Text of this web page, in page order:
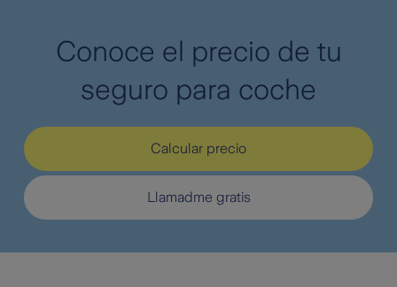
Conoce el precio de tu
seguro para coche
Calcular precio
Llamadme gratis